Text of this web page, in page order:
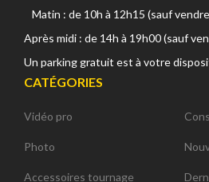
Matin : de 10h à 12h15 (sauf
Après midi : de 14h à 19h00 (sauf
Un parking gratuit est à votre
CATÉGORIES
Vidéo pro
Photo
Accessoires tournage